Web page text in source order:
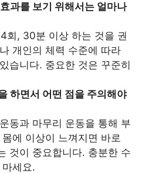
과를 보기 위해서는 얼마나
회, 30분 이상 하는 것을 권
개인의 체력 수준에 따라
습니다. 중요한 것은 꾸준히
하면서 어떤 점을 주의해야
동과 마무리 운동을 통해 부
에 이상이 느껴지면 바로
것이 중요합니다. 충분한 수
세요.